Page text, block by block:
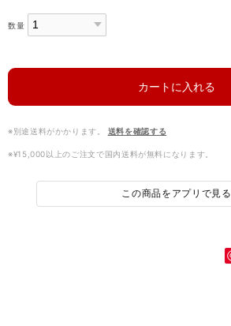
数量
カートに入れる
※別途送料がかかります。 送料を確認する
※¥15,000以上のご注文で国内送料が無料になります。
この商品をアプリで見る